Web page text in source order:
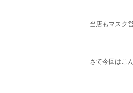
当店もマスク
さて今回はこ